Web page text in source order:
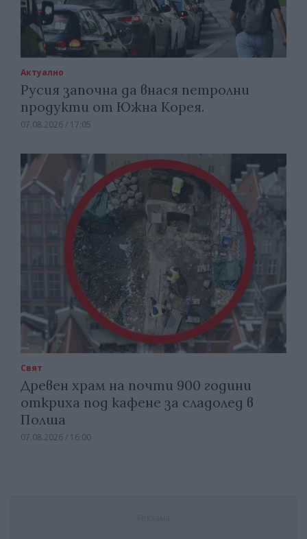
Актуално
Русия започна да внася петролни
продукти от Южна Корея.
07.08.2026 / 17:05
Свят
Древен храм на почти 900 години
откриха под кафене за сладолед в
Полша
07.08.2026 / 16:00